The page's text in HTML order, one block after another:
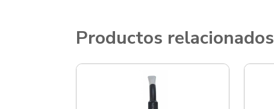
Productos relacionados